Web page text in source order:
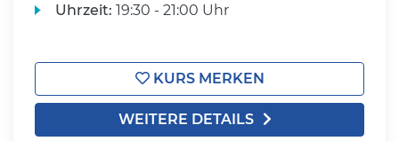
Uhrzeit: 19:30 - 21:00 Uhr
KURS MERKEN
WEITERE DETAILS